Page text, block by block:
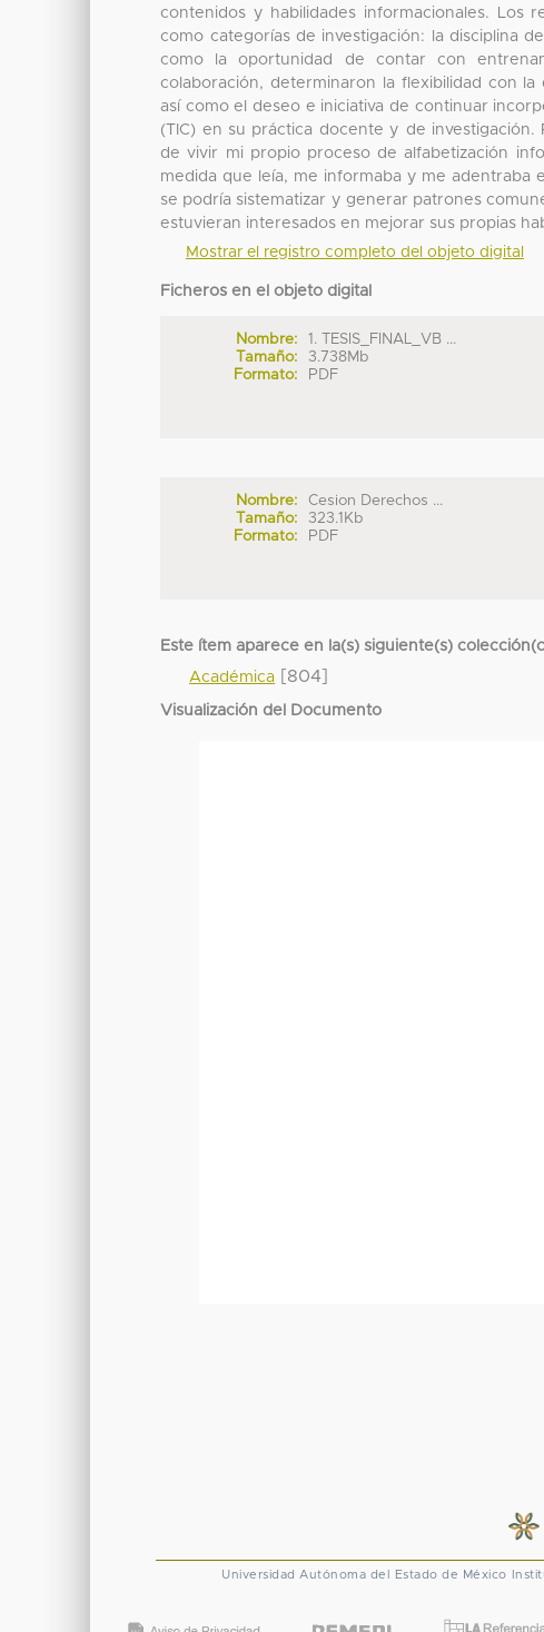
contenidos y habilidades informacionales. Los
como categorías de investigación: la disciplina
como la oportunidad de contar con
colaboración, determinaron la flexibilidad con
así como el deseo e iniciativa de continuar
(TIC) en su práctica docente y de
de vivir mi propio proceso de alfabetización
medida que leía, me informaba y me adentraba
se podría sistematizar y generar patrones
estuvieran interesados en mejorar sus propias
Mostrar el registro completo del objeto digital
Ficheros en el objeto digital
Nombre:
1. TESIS_FINAL_VB ...
Tamaño:
3.738Mb
Formato:
PDF
Nombre:
Cesion Derechos ...
Tamaño:
323.1Kb
Formato:
PDF
Este ítem aparece en la(s) siguiente(s)
Académica [804]
Visualización del Documento
Universidad Autónoma del Estado de México